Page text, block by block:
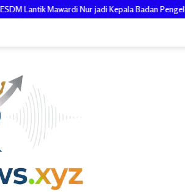
Badan Pengelola Migas Aceh (BPMA)